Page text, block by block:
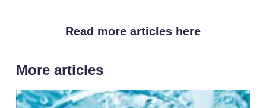
Read more articles here
More articles